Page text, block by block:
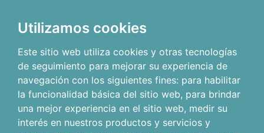
Utilizamos cookies
Este sitio web utiliza cookies y otras tecnologías
de seguimiento para mejorar su experiencia de
navegación con los siguientes fines: para habilitar
la funcionalidad básica del sitio web, para brindar
una mejor experiencia en el sitio web, medir su
interés en nuestros productos y servicios y